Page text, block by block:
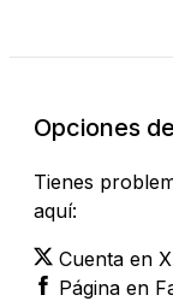
Opciones
Tienes
aquí:
Cuenta en
Página en